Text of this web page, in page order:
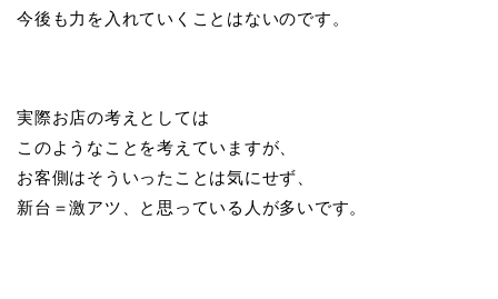
今後も力を入れていくことはないのです。
実際お店の考えとしては
このようなことを考えていますが、
お客側はそういったことは気にせず、
新台＝激アツ、と思っている人が多いです。